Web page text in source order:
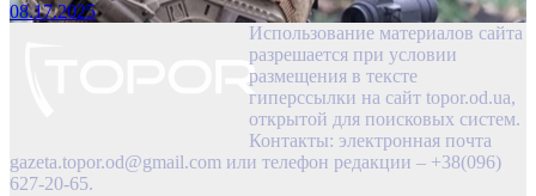
08.17.2025
Использование материалов сайта
разрешается при условии
размещения в тексте
гиперссылки на сайт topor.od.ua,
открытой для поисковых систем.
Контакты: электронная почта
gazeta.topor.od@gmail.com или телефон редакции – +38(096)
627-20-65.